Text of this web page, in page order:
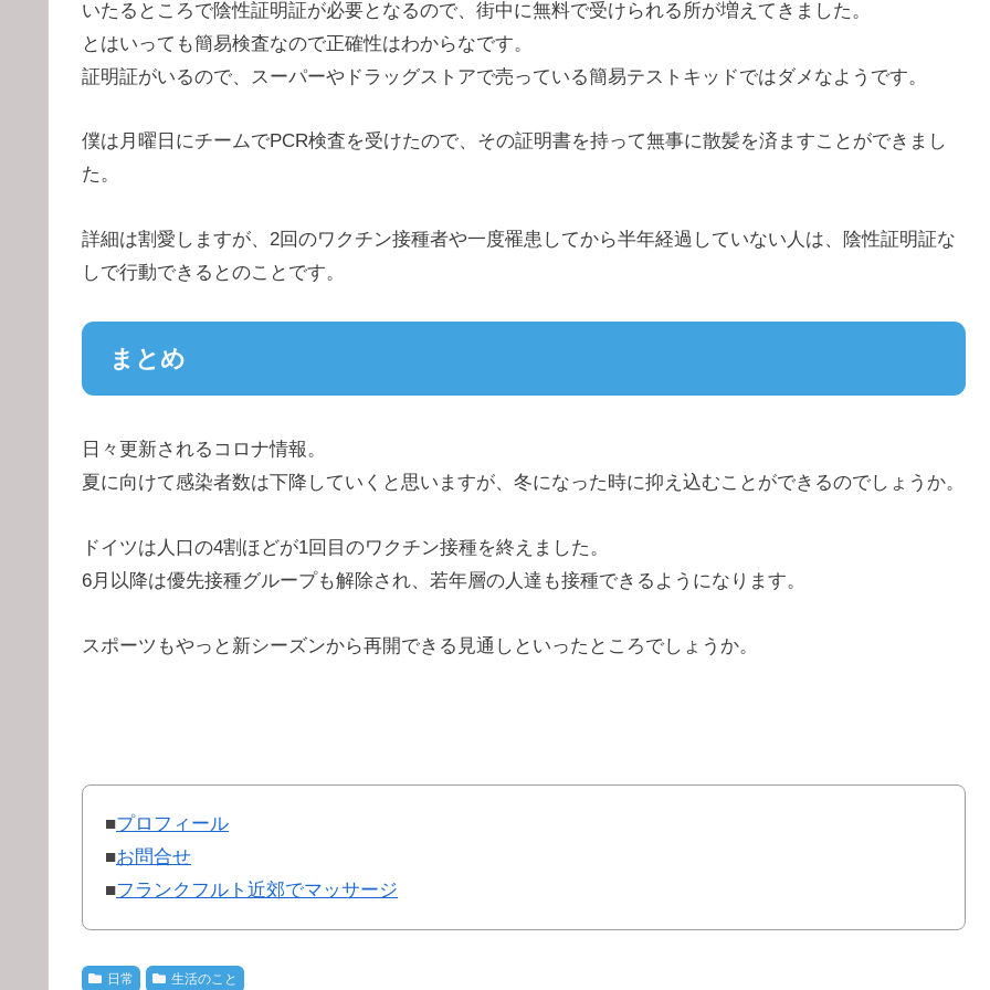
いたるところで陰性証明証が必要となるので、街中に無料で受けられる所が増えてきました。
とはいっても簡易検査なので正確性はわからなです。
証明証がいるので、スーパーやドラッグストアで売っている簡易テストキッドではダメなようです。
僕は月曜日にチームでPCR検査を受けたので、その証明書を持って無事に散髪を済ますことができまし
た。
詳細は割愛しますが、2回のワクチン接種者や一度罹患してから半年経過していない人は、陰性証明証な
しで行動できるとのことです。
まとめ
日々更新されるコロナ情報。
夏に向けて感染者数は下降していくと思いますが、冬になった時に抑え込むことができるのでしょうか。
ドイツは人口の4割ほどが1回目のワクチン接種を終えました。
6月以降は優先接種グループも解除され、若年層の人達も接種できるようになります。
スポーツもやっと新シーズンから再開できる見通しといったところでしょうか。
■プロフィール
■お問合せ
■フランクフルト近郊でマッサージ
日常 生活のこと